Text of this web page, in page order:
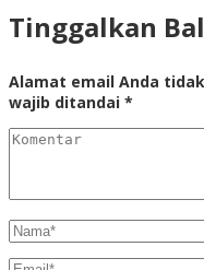
Tinggalkan
Alamat email Anda
wajib ditandai *